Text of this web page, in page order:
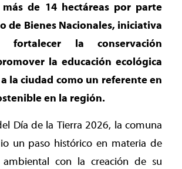
de 14 hectáreas por parte
de Bienes Nacionales, iniciativa
fortalecer la conservación
la educación ecológica
la ciudad como un referente en
en la región.
Día de la Tierra 2026, la comuna
un paso histórico en materia de
ambiental con la creación de su